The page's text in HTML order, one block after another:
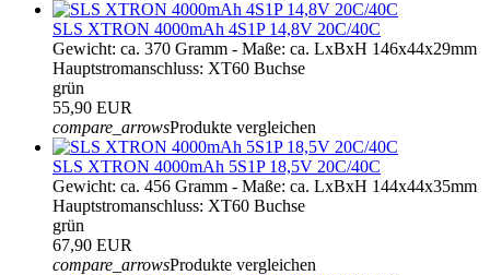
SLS XTRON 4000mAh 4S1P 14,8V 20C/40C
Gewicht: ca. 370 Gramm - Maße: ca. LxBxH 146x44x29mm
Hauptstromanschluss: XT60 Buchse
grün
55,90 EUR
compare_arrowsProdukte vergleichen
SLS XTRON 4000mAh 5S1P 18,5V 20C/40C
Gewicht: ca. 456 Gramm - Maße: ca. LxBxH 144x44x35mm
Hauptstromanschluss: XT60 Buchse
grün
67,90 EUR
compare_arrowsProdukte vergleichen